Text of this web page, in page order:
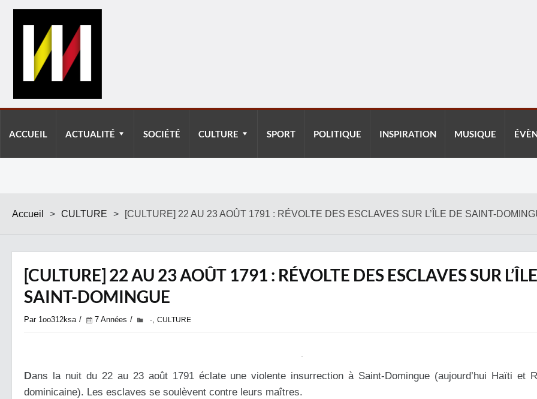
ACCUEIL ACTUALITÉ SOCIÉTÉ CULTURE SPORT POLITIQUE INSPIRATION MUSIQUE
Accueil > CULTURE > [CULTURE] 22 AU 23 AOÛT 1791 : RÉVOLTE DES ESCLAVES SUR L’ÎLE DE SAINT-
[CULTURE] 22 AU 23 AOÛT 1791 : RÉVOLTE DES ESCLAVES SUR
SAINT-DOMINGUE
Par 1oo312ksa 7 Années -, CULTURE
Dans la nuit du 22 au 23 août 1791 éclate une violente insurrection à Saint-Domingue (aujourd’hui Haïti et
dominicaine). Les esclaves se soulèvent contre leurs maîtres.